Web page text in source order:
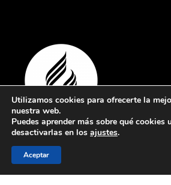
© 2026 Revista Adventista de España.
reservados.
Utilizamos cookies para ofrecerte la
nuestra web.
Puedes aprender más sobre qué cookies
desactivarlas en los ajustes.
Aceptar